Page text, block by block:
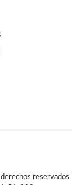
reservados